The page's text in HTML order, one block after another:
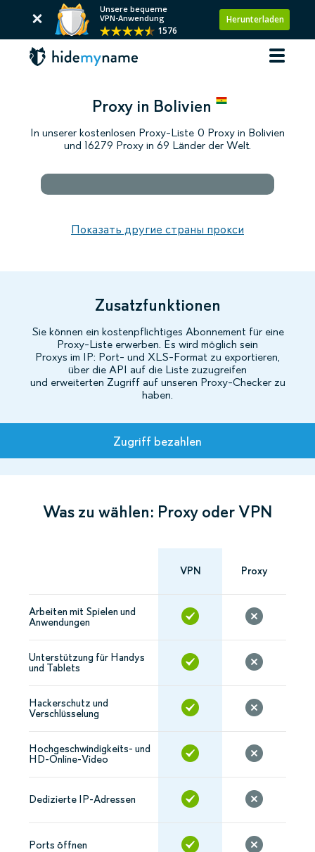
Unsere bequeme
VPN-Anwendung
1576
Herunterladen
Proxy in Bolivien
In unserer kostenlosen Proxy-Liste 0 Proxy in Bolivien
und 16279 Proxy in 69 Länder der Welt.
Показать другие страны прокси
Zusatzfunktionen
Sie können ein kostenpflichtiges Abonnement für eine
Proxy-Liste erwerben. Es wird möglich sein
Proxys im IP: Port- und XLS-Format zu exportieren,
über die API auf die Liste zuzugreifen
und erweiterten Zugriff auf unseren Proxy-Checker zu
haben.
Tarife
Was zu wählen: Proxy oder VPN
VPN Proxy
Arbeiten mit Spielen und
Anwendungen
Unterstützung für Handys
und Tablets
Hackerschutz und
Verschlüsselung
Hochgeschwindigkeits- und
HD-Online-Video
Dedizierte IP-Adressen
Ports öffnen
Zugriff bezahlen